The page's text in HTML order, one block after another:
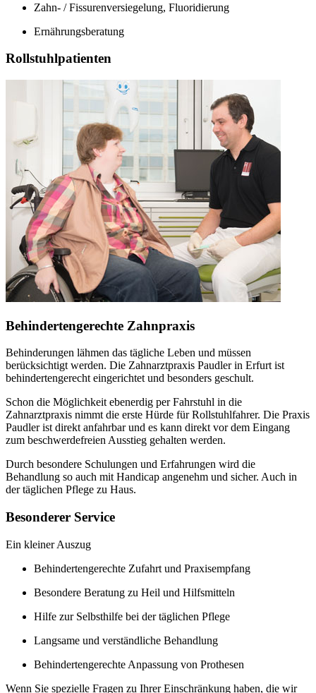
Zahn- / Fissurenversiegelung, Fluoridierung
Ernährungsberatung
Rollstuhlpatienten
Behindertengerechte Zahnpraxis
Behinderungen lähmen das tägliche Leben und müssen
berücksichtigt werden. Die Zahnarztpraxis Paudler in Erfurt ist
behindertengerecht eingerichtet und besonders geschult.
Schon die Möglichkeit ebenerdig per Fahrstuhl in die
Zahnarztpraxis nimmt die erste Hürde für Rollstuhlfahrer. Die Praxis
Paudler ist direkt anfahrbar und es kann direkt vor dem Eingang
zum beschwerdefreien Ausstieg gehalten werden.
Durch besondere Schulungen und Erfahrungen wird die
Behandlung so auch mit Handicap angenehm und sicher. Auch in
der täglichen Pflege zu Haus.
Besonderer Service
Ein kleiner Auszug
Behindertengerechte Zufahrt und Praxisempfang
Besondere Beratung zu Heil und Hilfsmitteln
Hilfe zur Selbsthilfe bei der täglichen Pflege
Langsame und verständliche Behandlung
Behindertengerechte Anpassung von Prothesen
Wenn Sie spezielle Fragen zu Ihrer Einschränkung haben, die wir